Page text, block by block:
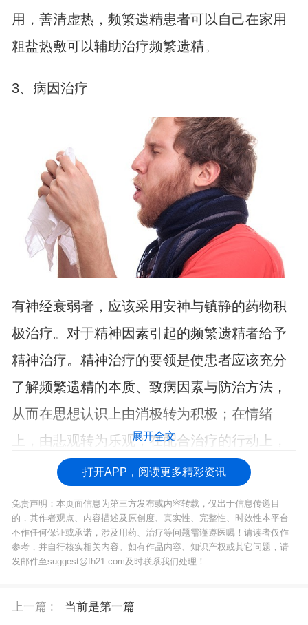
用，善清虚热，频繁遗精患者可以自己在家用
粗盐热敷可以辅助治疗频繁遗精。
3、病因治疗
有神经衰弱者，应该采用安神与镇静的药物积
极治疗。对于精神因素引起的频繁遗精者给予
精神治疗。精神治疗的要领是使患者应该充分
了解频繁遗精的本质、致病因素与防治方法，
从而在思想认识上由消极转为积极；在情绪
上，由悲观转为乐观；在配合治疗的行动上，
由被动转为主动。
展开全文
打开APP，阅读更多精彩资讯
免责声明：本页面信息为第三方发布或内容转载，仅出于信息传递目
的，其作者观点、内容描述及原创度、真实性、完整性、时效性本平台
不作任何保证或承诺，涉及用药、治疗等问题需谨遵医嘱！请读者仅作
参考，并自行核实相关内容。如有作品内容、知识产权或其它问题，请
发邮件至suggest@fh21.com及时联系我们处理！
上一篇 : 当前是第一篇